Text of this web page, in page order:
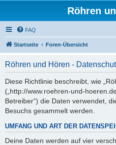
Röhren
FAQ
Startseite Foren-Übersicht
Röhren und Hören -
Diese Richtlinie beschreibt, wie
(„http://www.roehren-und-
Betreiber“) die Daten verwendet,
Besuchs gesammelt werden.
UMFANG UND ART DER
Deine Daten werden auf vier